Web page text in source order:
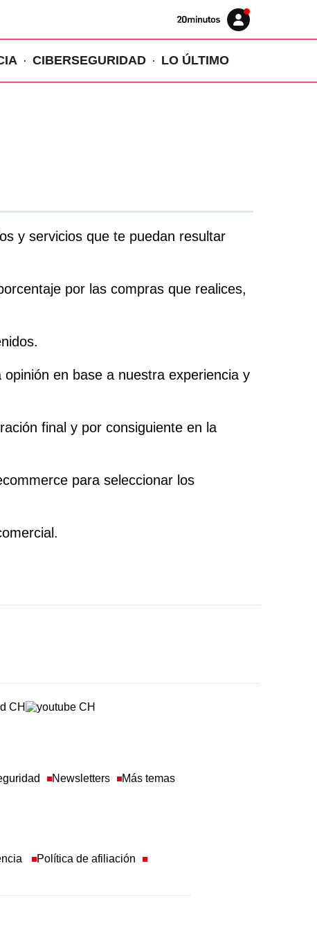
Volver
Iniciar
sesión
CIBERSEGURIDAD LO ÚLTIMO
y servicios que te puedan resultar
por las compras que realices,
en base a nuestra experiencia y
final y por consiguiente en la
para seleccionar los
Newsletters Más temas
Política de afiliación